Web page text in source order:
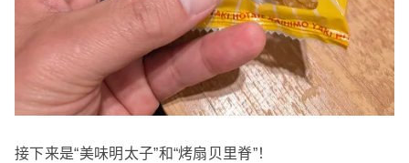
接下来是“美味明太子”和“烤扇贝里脊”！